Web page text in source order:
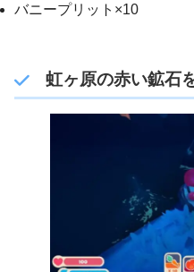
バニープリット×10
虹ヶ原の赤い鉱石